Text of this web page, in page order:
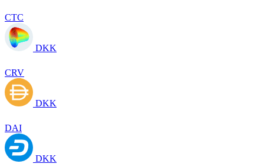
CTC
DKK
CRV
DKK
DAI
DKK